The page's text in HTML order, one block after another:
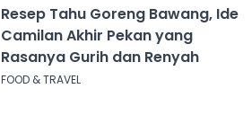
Resep Tahu Goreng Bawang, Ide
Camilan Akhir Pekan yang
Rasanya Gurih dan Renyah
FOOD & TRAVEL